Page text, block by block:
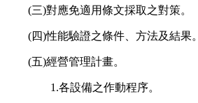
(三)對應免適用條文採取之對策。
(四)性能驗證之條件、方法及結果。
(五)經營管理計畫。
1.各設備之作動程序。